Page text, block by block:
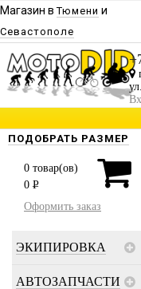
Магазин вТюмени и
Севастополе
ПОДОБРАТЬ РАЗМЕР
0 товар(ов)
0 P
Оформить заказ
ЭКИПИРОВКА
АВТОЗАПЧАСТИ